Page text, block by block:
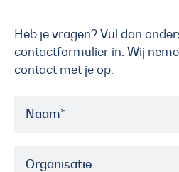
Heb je vragen? Vul dan
contactformulier in. Wij
contact met je op.
Naam*
Organisatie